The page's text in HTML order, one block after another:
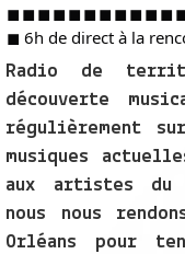
◼︎◼︎◼︎◼︎◼︎◼︎◼︎◼︎◼︎◼︎◼︎
◼︎ 6h de direct à la
Radio de
découverte
régulièrement
musiques
aux artistes du
nous nous
Orléans pour